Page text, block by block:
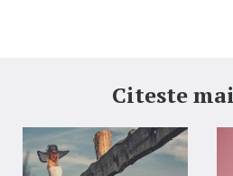
Citeste